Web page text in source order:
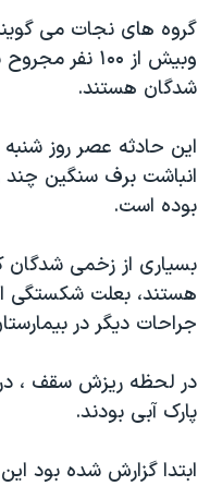
فرهنگ و زندگی
حقوق شهروندی
اقتصادی
علم و فناوری
اسرائیل در جنگ
گالری عکس
آرشیو پخش زنده
مستندها
انتخابات ریاست جمهوری
حمله جمهوری اسلامی به
رمز مهسا
ورزش زنان در ایران
اعتراضات زن، زندگی، آزادی
مجموعه مستندهای
تریبونال مردمی آبان ۹۸
دادگاه حمید نوری
چهل سال گروگان‌گیری
قانون شفافیت دارائی کادر
دنبال کنید
زبانهای مختلف
وبيش از ۱۰۰
شدگان هستند.
اين حادثه عصر روز
انباشت برف سنگين
بوده است.
هستند، بعلت شکستگی
جراحات ديگر در
پارک آبی بودند.
ابتدا گزارش شده بود